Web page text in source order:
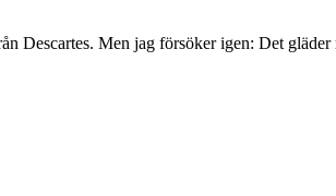
Descartes. Men jag försöker igen: Det